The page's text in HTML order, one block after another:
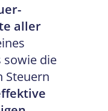
aller
sowie die
Steuern